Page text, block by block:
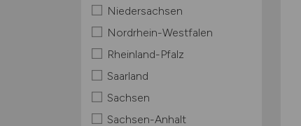
Niedersachsen
Nordrhein-Westfalen
Rheinland-Pfalz
Saarland
Sachsen
Sachsen-Anhalt